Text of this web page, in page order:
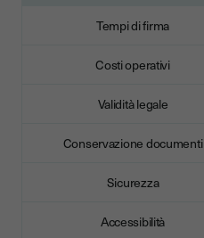
Tempi di firma
Costi operativi
Validità legale
Conservazione documenti
Sicurezza
Accessibilità